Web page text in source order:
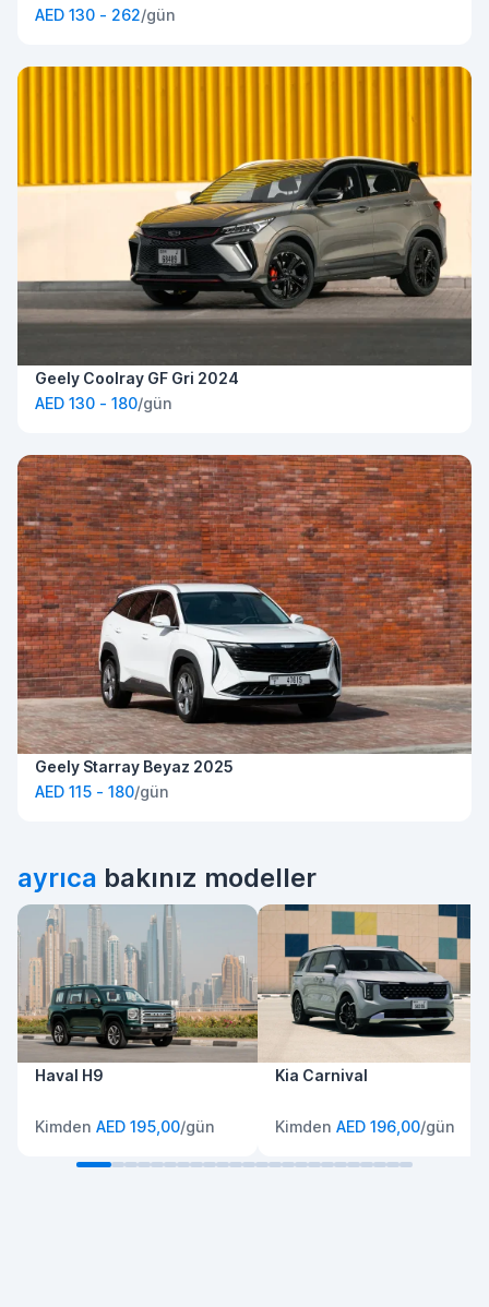
AED 130 - 262/gün
Geely Coolray GF Gri 2024
AED 130 - 180/gün
Geely Starray Beyaz 2025
AED 115 - 180/gün
ayrıca bakınız modeller
Haval H9
Kimden AED 195,00/gün
Kia Carnival
Kimden AED 196,00/gün